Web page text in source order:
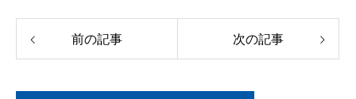
前の記事 次の記事